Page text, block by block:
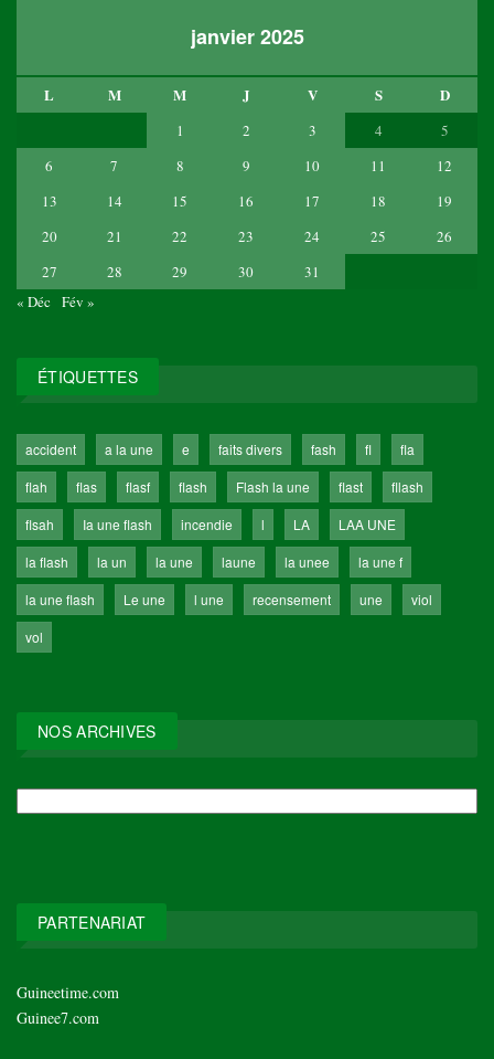
janvier 2025
L M M J V S D
1 2 3 4
5
6
7 8 9 10 11
12
13
14 15 16 17 18
19
20
21 22 23 24 25
26
27
28 29 30
31
« Déc Fév »
ÉTIQUETTES
accident a la une e faits divers fash fl
fla
flah
flas flasf flash Flash la une flast
fllash
flsah
Ia une flash incendie l LA
LAA UNE
la flash
la un la une laune la unee
la une f
la une flash
Le une l une recensement une
viol
vol
NOS ARCHIVES
PARTENARIAT
Guineetime.com
Guinee7.com